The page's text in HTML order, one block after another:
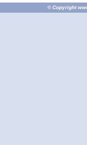
© Copyright